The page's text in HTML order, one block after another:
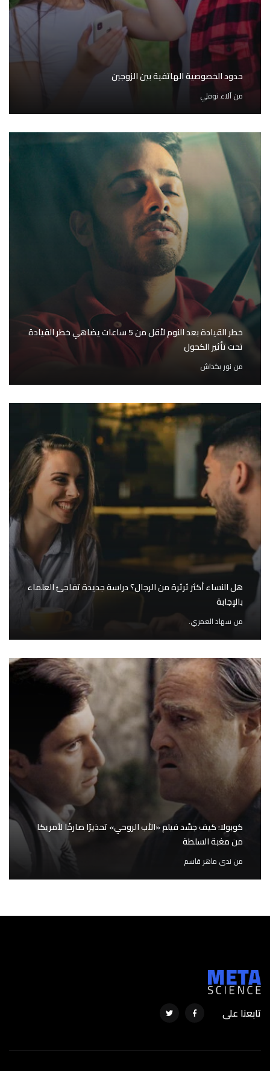
حدود الخصوصية الهاتفية بين الزوجين
منآلاء نوفلي
خطر القيادة بعد النوم لأقل من 5 ساعات يضاهي خطر القيادة
تحت تأثير الكحول
من نور بكداش
هل النساء أكثر ثرثرة من الرجال؟ دراسة جديدة تفاجئ العلماء
بالإجابة
من سهاد العمري.
كوبولا: كيف جسّد فيلم «الأب الروحي» تحذيرًا صارخًا لأمريكا
من مغبة السلطة
من ندى ماهر قاسم
تابعنا على